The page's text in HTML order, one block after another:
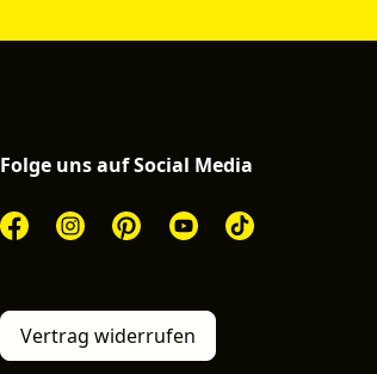
Folge uns auf Social Media
Vertrag widerrufen